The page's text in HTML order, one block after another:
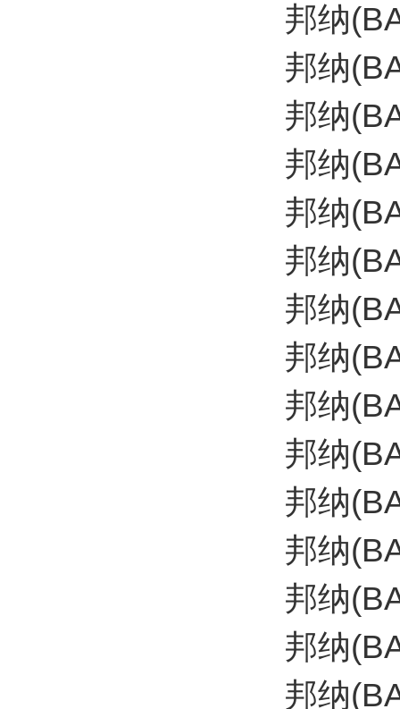
邦纳
邦纳
邦纳
邦纳
邦纳
邦纳
邦纳
邦纳
邦纳
邦纳
邦纳
邦纳
邦纳
邦纳
邦纳